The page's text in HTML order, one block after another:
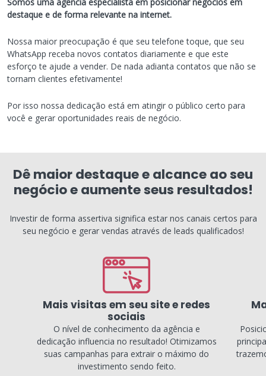
destaque e de forma relevante na internet.
Nossa maior preocupação é que seu telefone toque, que seu
WhatsApp receba novos contatos diariamente e que este
esforço te ajude a vender. De nada adianta contatos que não se
tornam clientes efetivamente!
Por isso nossa dedicação está em atingir o público certo para
você e gerar oportunidades reais de negócio.
Dê maior destaque e alcance ao seu
negócio e aumente seus resultados!
Investir de forma assertiva significa estar nos canais certos para
seu negócio e gerar vendas através de leads qualificados!
Mais visitas em seu site e redes
sociais
O nível de conhecimento da agência e
dedicação influencia no resultado! Otimizamos
suas campanhas para extrair o máximo do
investimento sendo feito.